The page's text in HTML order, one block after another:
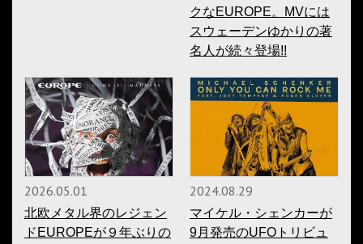
クなEUROPE。MVには
スウェーデンゆかりの著
名人が続々登場!!
2026.05.01
北欧メタル界のレジェン
ドEUROPEが９年ぶりの
2024.08.29
マイケル・シェンカーが
9月発売のUFOトリビュ